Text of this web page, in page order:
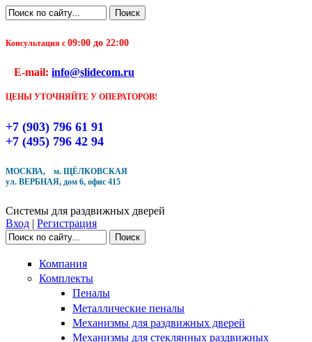
Перейти к основному содержанию
Поиск
Консультация с 09:00 до 22:00
E-mail: info@slidecom.ru
ЦЕНЫ УТОЧНЯЙТЕ У ОПЕРАТОРОВ!
+7 (903) 796 61 91
+7 (495) 796 42 94
МОСКВА, м. ЩЁЛКОВСКАЯ
ул. ВЕРБНАЯ, дом 6, офис 415
Системы для раздвижных дверей
Вход | Регистрация
Поиск
Компания
Комплекты
Пеналы
Металлические пеналы
Механизмы для раздвижных дверей
Механизмы для стеклянных раздвижных
Чтобы оформить заказ, заполните форму. В течение
ближайшего времени с Вами свяжется Наш менеджер
и уточнит детали заказа а также время доставки
Кол-во товара
Купить в один клик